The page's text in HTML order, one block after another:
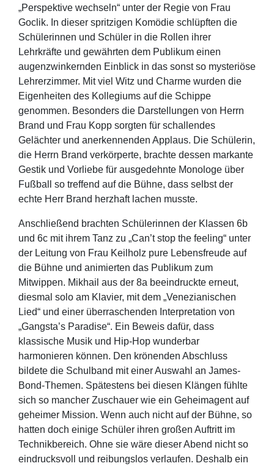
„Perspektive wechseln“ unter der Regie von Frau
Goclik. In dieser spritzigen Komödie schlüpften die
Schülerinnen und Schüler in die Rollen ihrer
Lehrkräfte und gewährten dem Publikum einen
augenzwinkernden Einblick in das sonst so mysteriöse
Lehrerzimmer. Mit viel Witz und Charme wurden die
Eigenheiten des Kollegiums auf die Schippe
genommen. Besonders die Darstellungen von Herrn
Brand und Frau Kopp sorgten für schallendes
Gelächter und anerkennenden Applaus. Die Schülerin,
die Herrn Brand verkörperte, brachte dessen markante
Gestik und Vorliebe für ausgedehnte Monologe über
Fußball so treffend auf die Bühne, dass selbst der
echte Herr Brand herzhaft lachen musste.
Anschließend brachten Schülerinnen der Klassen 6b
und 6c mit ihrem Tanz zu „Can’t stop the feeling“ unter
der Leitung von Frau Keilholz pure Lebensfreude auf
die Bühne und animierten das Publikum zum
Mitwippen. Mikhail aus der 8a beeindruckte erneut,
diesmal solo am Klavier, mit dem „Venezianischen
Lied“ und einer überraschenden Interpretation von
„Gangsta’s Paradise“. Ein Beweis dafür, dass
klassische Musik und Hip-Hop wunderbar
harmonieren können. Den krönenden Abschluss
bildete die Schulband mit einer Auswahl an James-
Bond-Themen. Spätestens bei diesen Klängen fühlte
sich so mancher Zuschauer wie ein Geheimagent auf
geheimer Mission. Wenn auch nicht auf der Bühne, so
hatten doch einige Schüler ihren großen Auftritt im
Technikbereich. Ohne sie wäre dieser Abend nicht so
eindrucksvoll und reibungslos verlaufen. Deshalb ein